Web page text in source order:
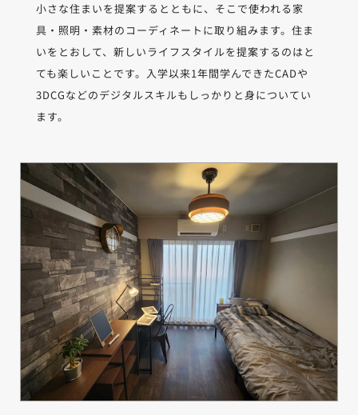
小さな住まいを提案するとともに、そこで使われる家
具・照明・素材のコーディネートに取り組みます。住ま
いをとおして、新しいライフスタイルを提案するのはと
ても楽しいことです。入学以来1年間学んできたCADや
3DCGなどのデジタルスキルもしっかりと身についてい
ます。